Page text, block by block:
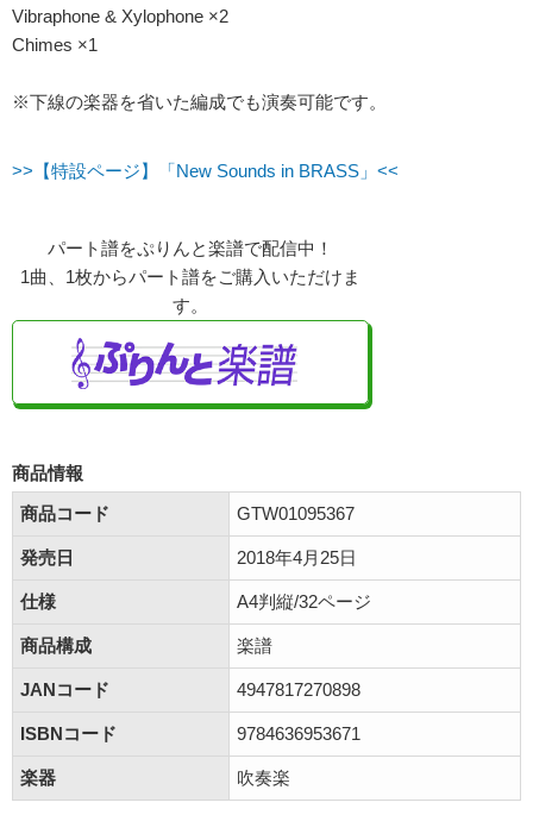
Vibraphone & Xylophone ×2
Chimes ×1
※下線の楽器を省いた編成でも演奏可能です。
>>【特設ページ】「New Sounds in BRASS」<<
パート譜をぷりんと楽譜で配信中！
1曲、1枚からパート譜をご購入いただけま
す。
商品情報
商品コード
GTW01095367
発売日 2018年4月25日
仕様 A4判縦/32ページ
商品構成 楽譜
JANコード 4947817270898
ISBNコード 9784636953671
楽器 吹奏楽